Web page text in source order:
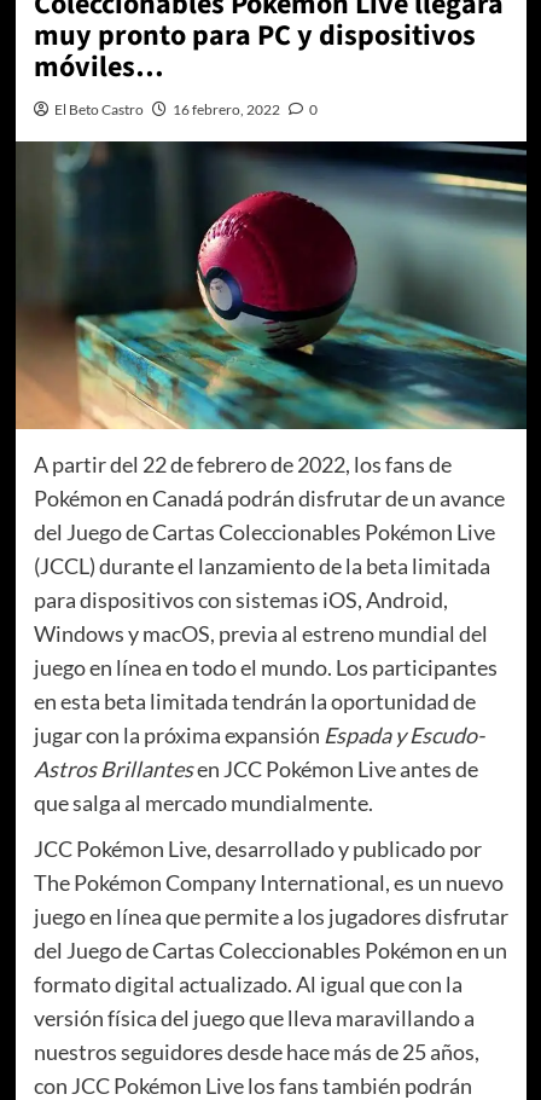
muy pronto para PC y dispositivos
móviles…
El Beto Castro 16 febrero, 2022 0
A partir del 22 de febrero de 2022, los fans de
Pokémon en Canadá podrán disfrutar de un avance
del Juego de Cartas Coleccionables Pokémon Live
(JCCL) durante el lanzamiento de la beta limitada
para dispositivos con sistemas iOS, Android,
Windows y macOS, previa al estreno mundial del
juego en línea en todo el mundo. Los participantes
en esta beta limitada tendrán la oportunidad de
jugar con la próxima expansión Espada y Escudo-
Astros Brillantesen JCC Pokémon Live antes de
que salga al mercado mundialmente.
JCC Pokémon Live, desarrollado y publicado por
The Pokémon Company International, es un nuevo
juego en línea que permite a los jugadores disfrutar
del Juego de Cartas Coleccionables Pokémon en un
formato digital actualizado. Al igual que con la
versión física del juego que lleva maravillando a
nuestros seguidores desde hace más de 25 años,
con JCC Pokémon Live los fans también podrán